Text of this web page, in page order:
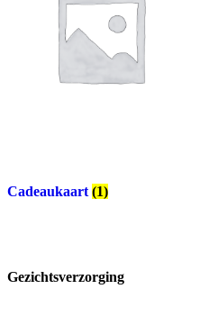
Cadeaukaart (1)
Gezichtsverzorging